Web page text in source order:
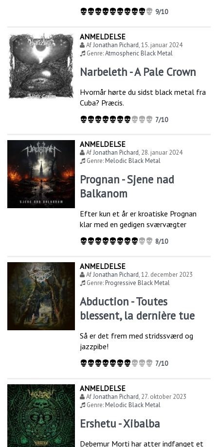
9/10
ANMELDELSE
AfJonathan Pichard,15. januar 2024
Genre:Atmospheric Black Metal
Narbeleth - A Pale Crown
Hvornår hørte du sidst black metal fra
Cuba? Præcis.
7/10
ANMELDELSE
AfJonathan Pichard, 28. januar 2024
Genre:Melodic Black Metal
Prognan - Sjene nad
Balkanom
Efter kun et år er kroatiske Prognan
klar med en gedigen sværvægter
8/10
ANMELDELSE
AfJonathan Pichard,12. december 2023
Genre:Progressive Black Metal
Abduction - Toutes
blessent, la dernière tue
Så er det frem med stridssværd og
jazzpibe!
7/10
ANMELDELSE
AfJonathan Pichard, 27. oktober 2023
Genre:Melodic Black Metal
Ershetu - Xibalba
Debemur Morti har atter indfanget et